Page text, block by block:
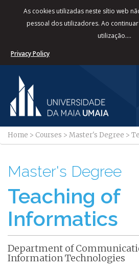
As cookies utilizadas neste sítio web
pessoal dos utilizadores. Ao
utilização....
Privacy Policy
Home > Courses > Master's Degree >
Master's Degree
Teaching of
Informatics
Department of
Information Technologies